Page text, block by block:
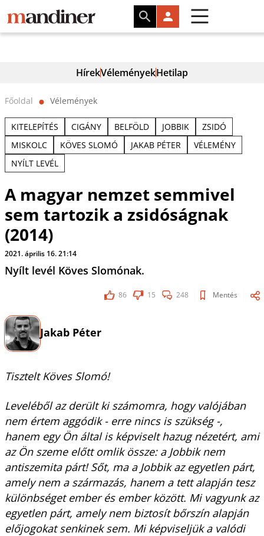
HírekVéleményekHetilap
Főoldal ⬤ Vélemények
KITELEPÍTÉS CIGÁNY BELFÖLD JOBBIK
ZSIDÓ
MISKOLC
KÖVES SLOMÓ JAKAB PÉTER
VÉLEMÉNY
NYÍLT LEVÉL
A magyar nemzet semmivel
sem tartozik a zsidóságnak
(2014)
2021. április 16. 21:14
Nyílt levél Köves Slomónak.
86 15 248 Mentés
Jakab Péter
Tisztelt Köves Slomó!
Leveléből az derült ki számomra, hogy valójában
nem értem aggódik - erre nincs is szükség -,
hanem egy Ön által is képviselt hazug nézetért, ami
az Ön szeme előtt omlik össze: a Jobbik nem
antiszemita párt! Sőt, ma a Jobbik az egyetlen párt,
amely nem a származás, hanem a tett alapján tesz
különbséget ember és ember között. Mi vagyunk az
egyetlen párt, amely nem biztosít bőrszín alapján
előjogokat senkinek sem. Mi képviseljük a valódi